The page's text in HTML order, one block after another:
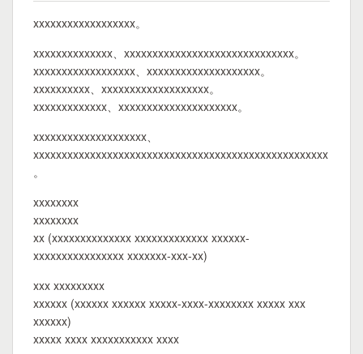
xxxxxxxxxxxxxxxxxx。
xxxxxxxxxxxxxx、xxxxxxxxxxxxxxxxxxxxxxxxxxxxxx。
xxxxxxxxxxxxxxxxxx、xxxxxxxxxxxxxxxxxxxx。
xxxxxxxxxx、xxxxxxxxxxxxxxxxxxx。
xxxxxxxxxxxxx、xxxxxxxxxxxxxxxxxxxxx。
xxxxxxxxxxxxxxxxxxxx、
xxxxxxxxxxxxxxxxxxxxxxxxxxxxxxxxxxxxxxxxxxxxxxxxxxxx
。
xxxxxxxx
xxxxxxxx
xx (xxxxxxxxxxxxxx xxxxxxxxxxxxx xxxxxx-
xxxxxxxxxxxxxxxx xxxxxxx-xxx-xx)
xxx xxxxxxxxx
xxxxxx (xxxxxx xxxxxx xxxxx-xxxx-xxxxxxxx xxxxx xxx
xxxxxx)
xxxxx xxxx xxxxxxxxxxx xxxx